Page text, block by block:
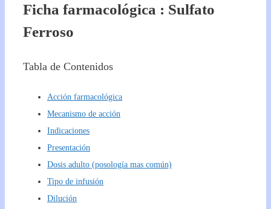
Ficha farmacológica : Sulfato
Ferroso
Tabla de Contenidos
Acción farmacológica
Mecanismo de acción
Indicaciones
Presentación
Dosis adulto (posología mas común)
Tipo de infusión
Dilución